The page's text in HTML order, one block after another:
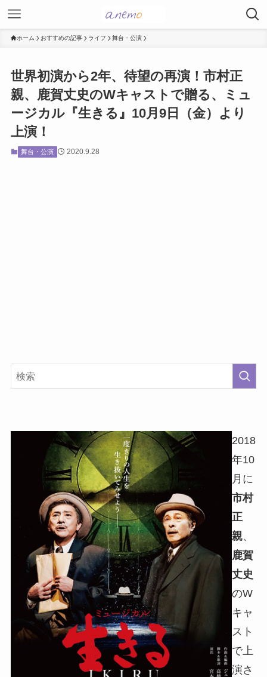
ホーム おすすめの記事 ライフ 舞台・公演
世界初演から2年、待望の再演！市村正
親、鹿賀丈史のWキャストで贈る、ミュ
ージカル『生きる』10月9日（金）より
上演！
舞台・公演 2020.9.28
2018
年10
月に
市村
正
親、
鹿賀
丈史
のW
キャ
スト
で上
演さ